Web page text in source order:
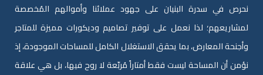
نحرص في سدرة البنيان على جهود عملائنا وأموالهم المُخصصة
لمشاريعهم؛ لذا نعمل على توفير تصاميم وديكورات مميزة للمتاجر
وأجنحة المعارض، بما يحقق الاستغلال الكامل للمساحات الموجودة، إذ
نؤمن أن المساحة ليست فقط أمتاراً مُربّعة لا روح فيها، بل هي علاقة